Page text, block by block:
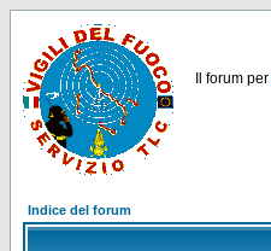
Il forum per
Indice del forum